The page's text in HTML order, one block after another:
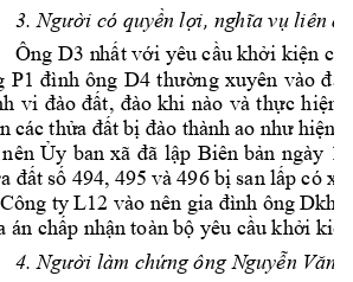
3. Người có quyền lợi, nghĩa vụ liên q
Ông D3 nhất với yêu cầu khởi kiện c
P1 đình ông D4 thường xuyên vào đất
vi đào đất, đào khi nào và thực hiện
các thửa đất bị đào thành ao như hiện
nên Ủy ban xã đã lập Biên bản ngày
a đất số 494, 495 và 496 bị san lấp có xà
Công ty L12 vào nên gia đình ông
án chấp nhận toàn bộ yêu cầu khởi
4. Người làm chứng ông Nguyễn Văn